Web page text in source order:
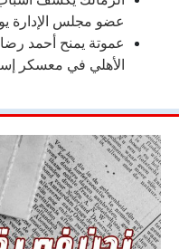
عضو مجلس الإدارة
عموتة يمنح أحمد
الأهلي في معسكر